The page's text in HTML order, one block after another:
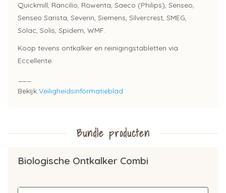
Quickmill, Rancilio, Rowenta, Saeco (Philips), Senseo,
Senseo Sarista, Severin, Siemens, Silvercrest, SMEG,
Solac, Solis, Spidem, WMF.
Koop tevens ontkalker en reinigingstabletten via
Eccellente.
Bekijk Veiligheidsinformatieblad
Bundle producten
Biologische Ontkalker Combi